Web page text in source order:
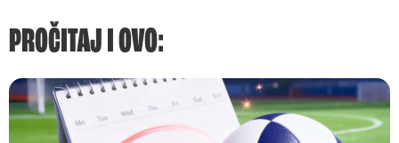
PROČITAJ I OVO: